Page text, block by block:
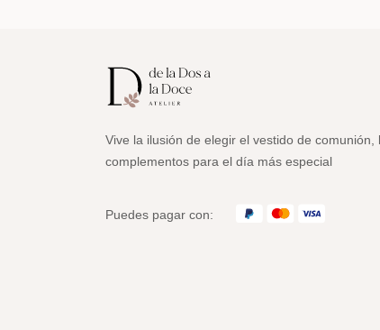
Vive la ilusión de elegir el vestido de comunión,
complementos para el día más especial
Puedes pagar con: